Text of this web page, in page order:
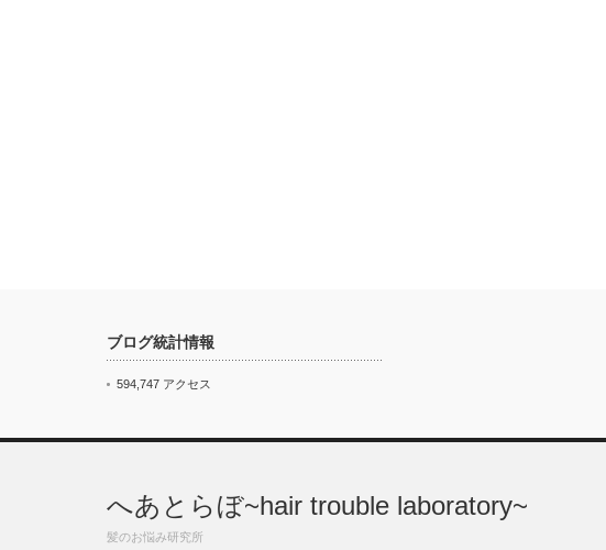
ブログ統計情報
594,747 アクセス
へあとらぼ~hair trouble laboratory~
髪のお悩み研究所